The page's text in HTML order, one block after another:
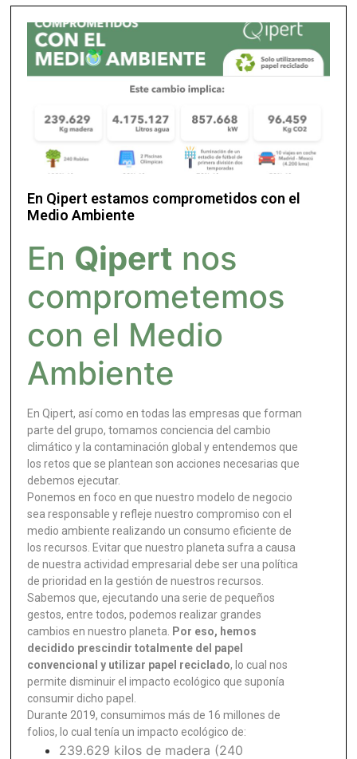
En Qipert estamos comprometidos con el
Medio Ambiente
En Qipert nos
comprometemos
con el Medio
Ambiente
En Qipert, así como en todas las empresas que forman
parte del grupo, tomamos conciencia del cambio
climático y la contaminación global y entendemos que
los retos que se plantean son acciones necesarias que
debemos ejecutar.
Ponemos en foco en que nuestro modelo de negocio
sea responsable y refleje nuestro compromiso con el
medio ambiente realizando un consumo eficiente de
los recursos. Evitar que nuestro planeta sufra a causa
de nuestra actividad empresarial debe ser una política
de prioridad en la gestión de nuestros recursos.
Sabemos que, ejecutando una serie de pequeños
gestos, entre todos, podemos realizar grandes
cambios en nuestro planeta.
Por eso, hemos
decidido prescindir totalmente del papel
convencional y utilizar papel reciclado, lo cual nos
permite disminuir el impacto ecológico que suponía
consumir dicho papel.
Durante 2019, consumimos más de 16 millones de
folios, lo cual tenía un impacto ecológico de:
239.629 kilos de madera (240